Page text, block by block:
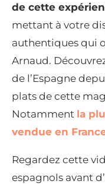
de cette
mettant à votre
authentiques qui
Arnaud.
de l’Espagne
plats de cette
Notamment la
vendue en
Regardez cette
espagnols avant